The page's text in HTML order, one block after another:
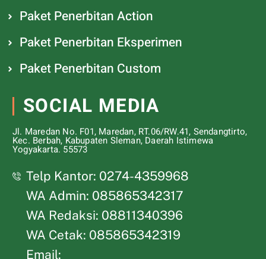
Paket Penerbitan Action
Paket Penerbitan Eksperimen
Paket Penerbitan Custom
SOCIAL MEDIA
Jl. Maredan No. F01, Maredan, RT.06/RW.41, Sendangtirto,
Kec. Berbah, Kabupaten Sleman, Daerah Istimewa
Yogyakarta. 55573
Telp Kantor: 0274-4359968
WA Admin: 085865342317
WA Redaksi: 08811340396
WA Cetak: 085865342319
Email: